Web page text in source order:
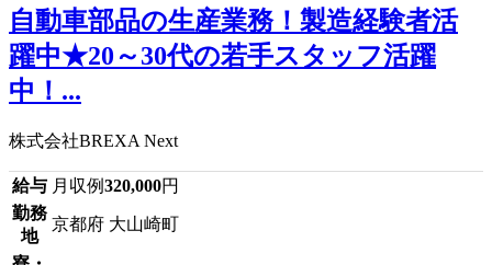
自動車部品の生産業務！製造経験者活
躍中★20～30代の若手スタッフ活躍
中！...
株式会社BREXA Next
給与 月収例320,000円
勤務
地
京都府 大山崎町